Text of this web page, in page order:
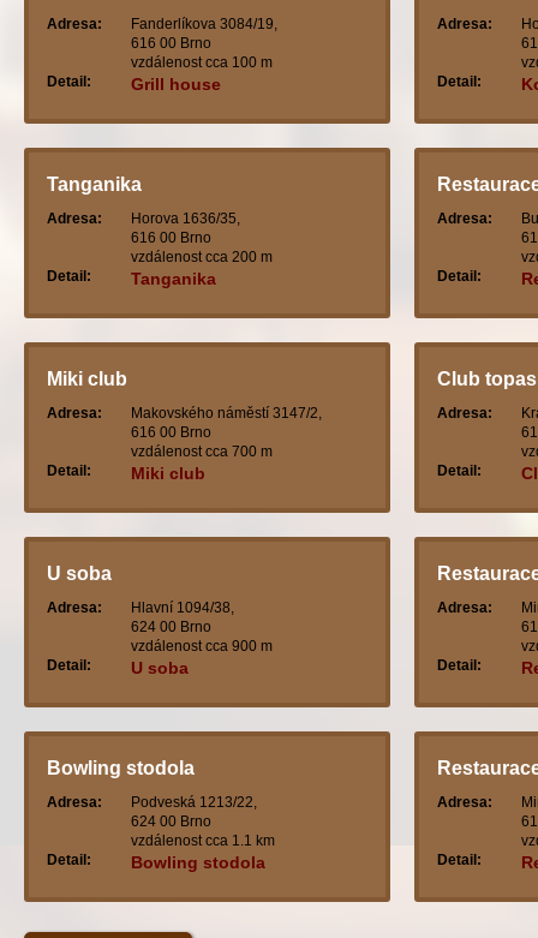
Adresa:
Fanderlíkova 3084/19,
616 00 Brno
vzdálenost cca 100 m
Detail:
Grill house
Adresa:
Detail:
Tanganika
Adresa:
Horova 1636/35,
616 00 Brno
vzdálenost cca 200 m
Detail:
Tanganika
Adresa:
Detail:
Miki club
Adresa:
Makovského náměstí 3147/2,
616 00 Brno
vzdálenost cca 700 m
Detail:
Miki club
Club topas
Adresa:
Detail:
U soba
Adresa:
Hlavní 1094/38,
624 00 Brno
vzdálenost cca 900 m
Detail:
U soba
Adresa:
Detail:
Bowling stodola
Adresa:
Podveská 1213/22,
624 00 Brno
vzdálenost cca 1.1 km
Detail:
Bowling stodola
Adresa:
Detail: